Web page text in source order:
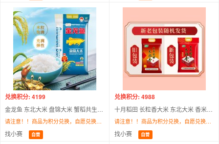
兑换积分: 4199
请注意！！商品为积分兑换，自愿兑换，不支持退换货！！商品存在断货、缺货、下架等原因无法发货，默认同意更换为本平台其他商品，为此造成不便敬请谅解。最终解释权/调配权归找小赛所有。
找小赛 自营
兑换积分: 4988
请注意！！商品为积分兑换，自愿兑换，不支持退换货！！商品存在断货、缺货、下架等原因无法发货，默认同意更换为本平台其他商品，为此造成不便敬请谅解。最终解释权/调配权归找小赛所有。
找小赛 自营